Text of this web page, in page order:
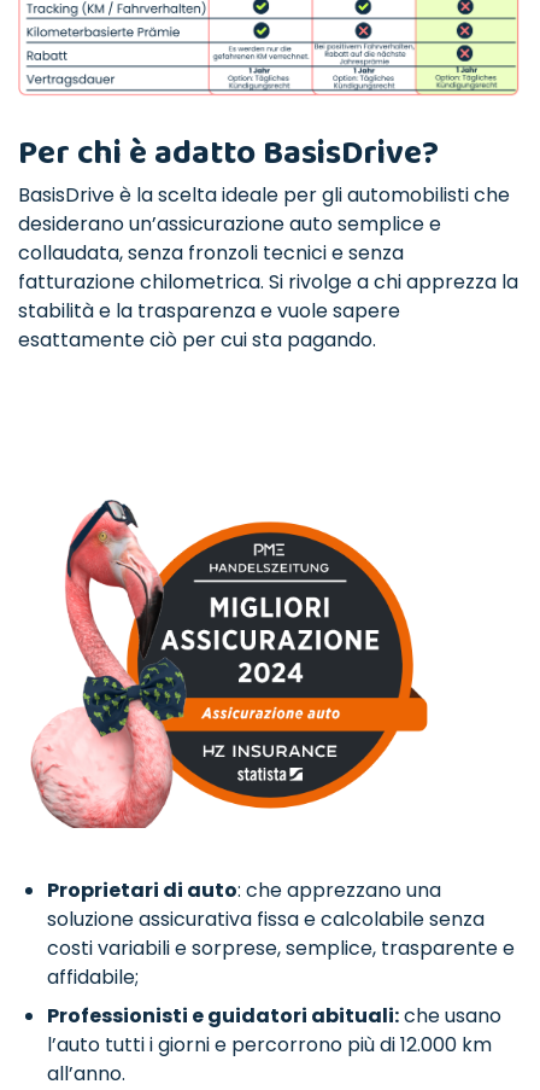
Per chi è adatto BasisDrive?
BasisDrive è la scelta ideale per gli automobilisti che
desiderano un’assicurazione auto semplice e
collaudata, senza fronzoli tecnici e senza
fatturazione chilometrica. Si rivolge a chi apprezza la
stabilità e la trasparenza e vuole sapere
esattamente ciò per cui sta pagando.
Proprietari di auto: che apprezzano una
soluzione assicurativa fissa e calcolabile senza
costi variabili e sorprese, semplice, trasparente e
affidabile;
Professionisti e guidatori abituali:che usano
l’auto tutti i giorni e percorrono più di 12.000 km
all’anno.